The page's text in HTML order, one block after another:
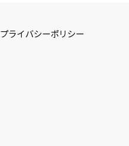
プライバシーポリシー